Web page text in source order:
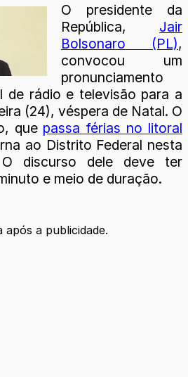
O presidente da
República, Jair
Bolsonaro (PL),
convocou um
pronunciamento
de rádio e televisão para a
(24), véspera de Natal. O
que passa férias no litoral
ao Distrito Federal nesta
discurso dele deve ter
e meio de duração.
após a publicidade.